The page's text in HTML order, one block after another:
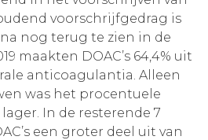
voorschrijfgedrag is
nog terug te zien in de
maakten DOAC’s 64,4% uit
anticoagulantia. Alleen
was het procentuele
lager. In de resterende 7
een groter deel uit van